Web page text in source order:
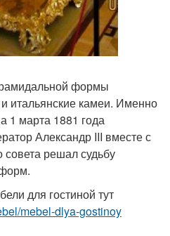
формы
итальянские камеи. Именно
1 марта 1881 года
Александр III вместе с
совета решал судьбу
для гостиной тут
mebel-dlya-gostinoy